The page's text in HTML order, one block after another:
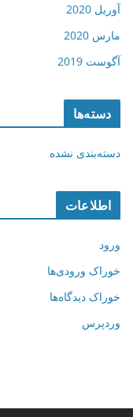
آوریل 2020
مارس 2020
آگوست 2019
دسته‌ها
دسته‌بندی نشده
اطلاعات
ورود
خوراک ورودی‌ها
خوراک دیدگاه‌ها
وردپرس